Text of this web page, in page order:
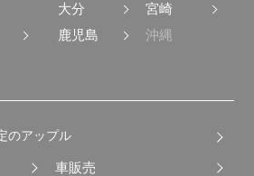
大分
宮崎
鹿児島
沖縄
のアップル
車販売